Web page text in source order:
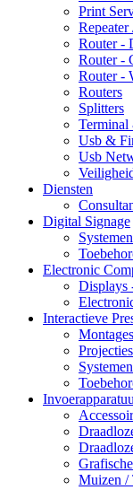
Print
Router -
Router -
Router -
Routers
Splitters
Terminal
Usb &
Usb
Diensten
Digital Signage
Systemen
Electronic
Displays
Interactieve
Systemen
Muizen /